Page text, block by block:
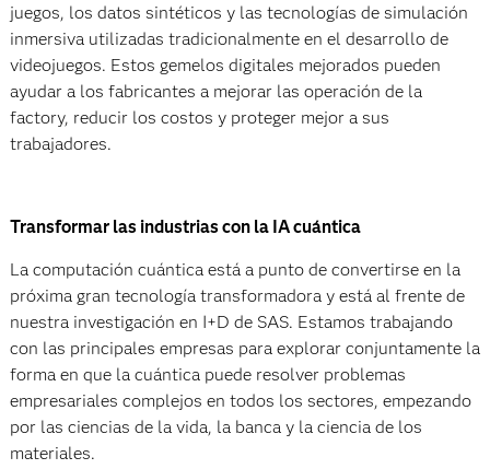
juegos, los datos sintéticos y las tecnologías de simulación
inmersiva utilizadas tradicionalmente en el desarrollo de
videojuegos. Estos gemelos digitales mejorados pueden
ayudar a los fabricantes a mejorar las operación de la
factory, reducir los costos y proteger mejor a sus
trabajadores.
Transformar las industrias con la IA cuántica
La computación cuántica está a punto de convertirse en la
próxima gran tecnología transformadora y está al frente de
nuestra investigación en I+D de SAS. Estamos trabajando
con las principales empresas para explorar conjuntamente la
forma en que la cuántica puede resolver problemas
empresariales complejos en todos los sectores, empezando
por las ciencias de la vida, la banca y la ciencia de los
materiales.